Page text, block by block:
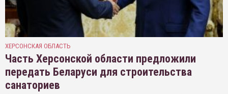
ХЕРСОНСКАЯ ОБЛАСТЬ
Часть Херсонской области предложили
передать Беларуси для строительства
санаториев